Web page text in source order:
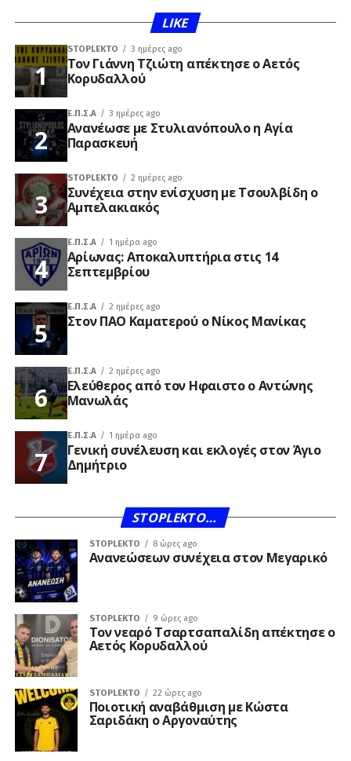
LIKE
STOPLEKTO 3 ημέρες ago
Τον Γιάννη Τζιώτη απέκτησε ο Αετός
Κορυδαλλού
Ε.Π.Σ.Α 3 ημέρες ago
Ανανέωσε με Στυλιανόπουλο η Αγία
Παρασκευή
STOPLEKTO 2 ημέρες ago
Συνέχεια στην ενίσχυση με Τσουλβίδη ο
Αμπελακιακός
Ε.Π.Σ.Α 1 ημέρα ago
Αρίωνας: Αποκαλυπτήρια στις 14
Σεπτεμβρίου
Ε.Π.Σ.Α 2 ημέρες ago
Στον ΠΑΟ Καματερού ο Νίκος Μανίκας
Ε.Π.Σ.Α 2 ημέρες ago
Ελεύθερος από τον Ηφαιστο ο Αντώνης
Μανωλάς
Ε.Π.Σ.Α 1 ημέρα ago
Γενική συνέλευση και εκλογές στον Άγιο
Δημήτριο
STOPLEKTO…
STOPLEKTO 8 ώρες ago
Ανανεώσεων συνέχεια στον Μεγαρικό
STOPLEKTO 9 ώρες ago
Τον νεαρό Τσαρτσαπαλίδη απέκτησε ο
Αετός Κορυδαλλού
STOPLEKTO 22 ώρες ago
Ποιοτική αναβάθμιση με Κώστα
Σαριδάκη ο Αργοναύτης